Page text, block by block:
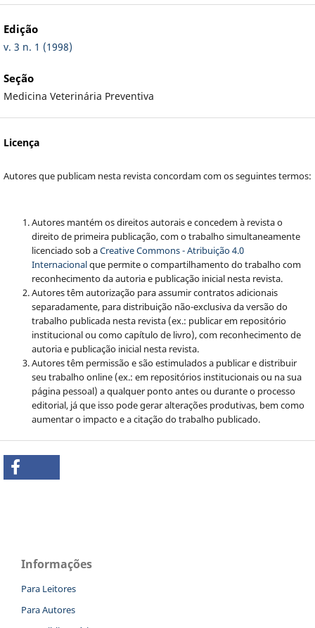
Edição
v. 3 n. 1 (1998)
Seção
Medicina Veterinária Preventiva
Licença
Autores que publicam nesta revista concordam com os seguintes termos:
Autores mantém os direitos autorais e concedem à revista o
direito de primeira publicação, com o trabalho simultaneamente
licenciado sob aCreative Commons - Atribuição 4.0
Internacionalque permite o compartilhamento do trabalho com
reconhecimento da autoria e publicação inicial nesta revista.
Autores têm autorização para assumir contratos adicionais
separadamente, para distribuição não-exclusiva da versão do
trabalho publicada nesta revista (ex.: publicar em repositório
institucional ou como capítulo de livro), com reconhecimento de
autoria e publicação inicial nesta revista.
Autores têm permissão e são estimulados a publicar e distribuir
seu trabalho online (ex.: em repositórios institucionais ou na sua
página pessoal) a qualquer ponto antes ou durante o processo
editorial, já que isso pode gerar alterações produtivas, bem como
aumentar o impacto e a citação do trabalho publicado.
Informações
Para Leitores
Para Autores